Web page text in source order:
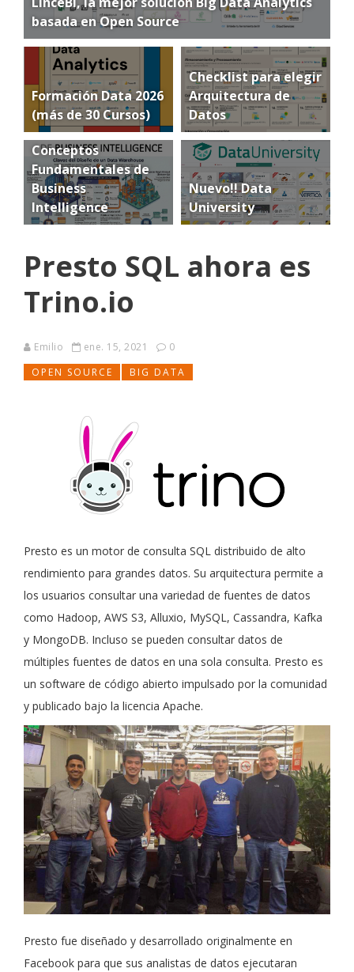
basada en Open Source
Formación Data 2026
(más de 30 Cursos)
Checklist para elegir
Arquitectura de
Datos
Conceptos
Fundamentales de
Business
Intelligence
Nuevo!! Data
University
Presto SQL ahora es
Trino.io
Emilio ene. 15, 2021
0
OPEN SOURCE
BIG DATA
Presto es un motor de consulta SQL distribuido de alto
rendimiento para grandes datos. Su arquitectura permite a
los usuarios consultar una variedad de fuentes de datos
como Hadoop, AWS S3, Alluxio, MySQL, Cassandra, Kafka
y MongoDB. Incluso se pueden consultar datos de
múltiples fuentes de datos en una sola consulta. Presto es
un software de código abierto impulsado por la comunidad
y publicado bajo la licencia Apache.
Presto fue diseñado y desarrollado originalmente en
Facebook para que sus analistas de datos ejecutaran